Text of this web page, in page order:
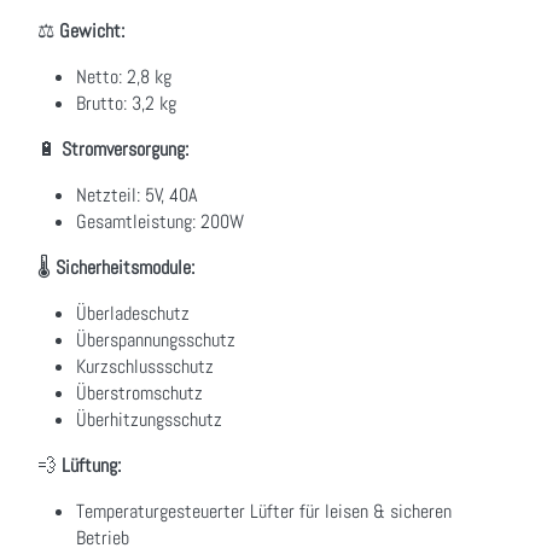
⚖ Gewicht:
Netto: 2,8 kg
Brutto: 3,2 kg
🔋 Stromversorgung:
Netzteil: 5V, 40A
Gesamtleistung: 200W
🌡 Sicherheitsmodule:
Überladeschutz
Überspannungsschutz
Kurzschlussschutz
Überstromschutz
Überhitzungsschutz
💨 Lüftung:
Temperaturgesteuerter Lüfter für leisen & sicheren
Betrieb